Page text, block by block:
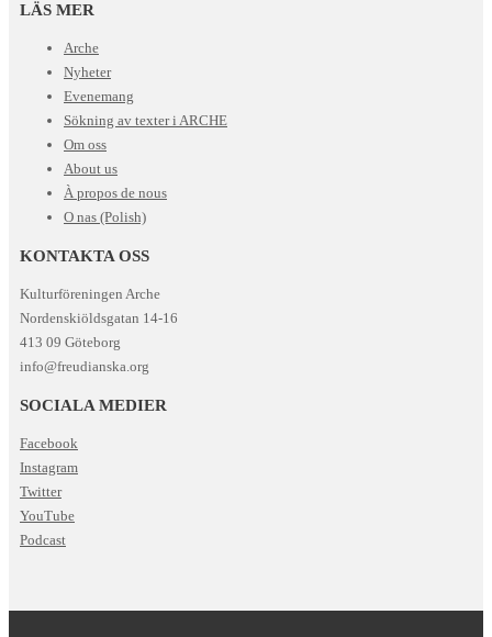
LÄS MER
Arche
Nyheter
Evenemang
Sökning av texter i ARCHE
Om oss
About us
À propos de nous
O nas (Polish)
KONTAKTA OSS
Kulturföreningen Arche
Nordenskiöldsgatan 14-16
413 09 Göteborg
info@freudianska.org
SOCIALA MEDIER
Facebook
Instagram
Twitter
YouTube
Podcast